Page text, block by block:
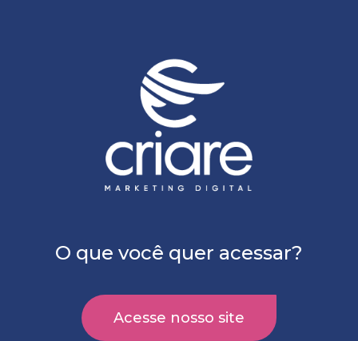
O que você quer acessar?
Acesse nosso site